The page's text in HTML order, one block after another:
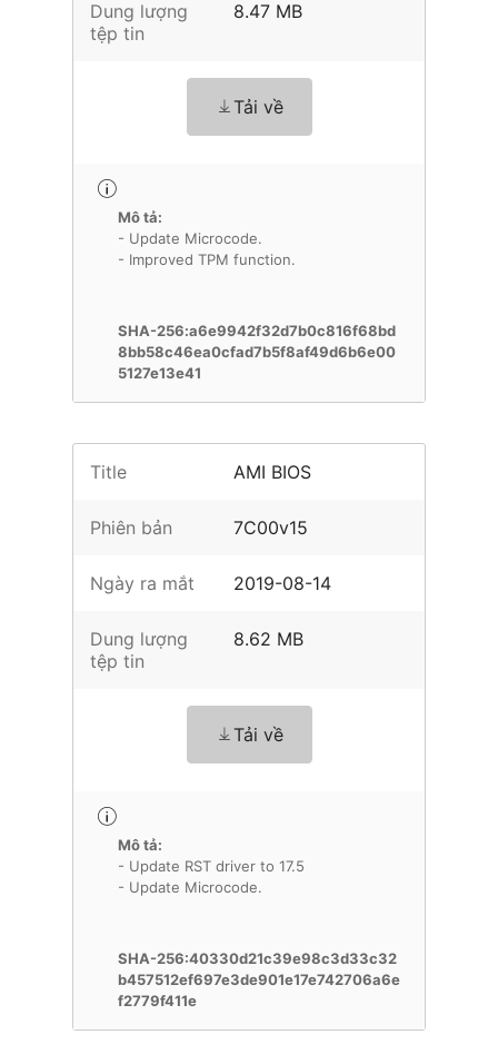
Dung lượng
tệp tin
8.47 MB
Tải về
Mô tả:
- Update Microcode.
- Improved TPM function.
SHA-256:a6e9942f32d7b0c816f68bd
8bb58c46ea0cfad7b5f8af49d6b6e00
5127e13e41
Title AMI BIOS
Phiên bản 7C00v15
Ngày ra mắt 2019-08-14
Dung lượng
tệp tin
8.62 MB
Tải về
Mô tả:
- Update RST driver to 17.5
- Update Microcode.
SHA-256:40330d21c39e98c3d33c32
b457512ef697e3de901e17e742706a6e
f2779f411e